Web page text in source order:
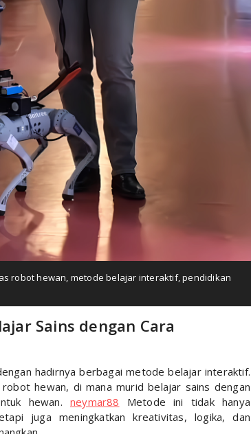
robot hewan, metode belajar interaktif,pendidikan
Sains dengan Cara
hadirnya berbagai metode belajar interaktif.
hewan, di mana murid belajar sains dengan
hewan. neymar88 Metode ini tidak hanya
juga meningkatkan kreativitas, logika, dan